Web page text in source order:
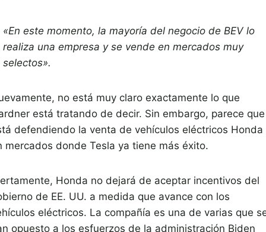
«En este momento, la mayoría del negocio de BEV lo
realiza una empresa y se vende en mercados muy
selectos».
no está muy claro exactamente lo que
está tratando de decir. Sin embargo, parece que
defendiendo la venta de vehículos eléctricos Honda
mercados donde Tesla ya tiene más éxito.
Honda no dejará de aceptar incentivos del
de EE. UU. a medida que avance con los
eléctricos. La compañía es una de varias que
opuesto a los esfuerzos de la administración Biden